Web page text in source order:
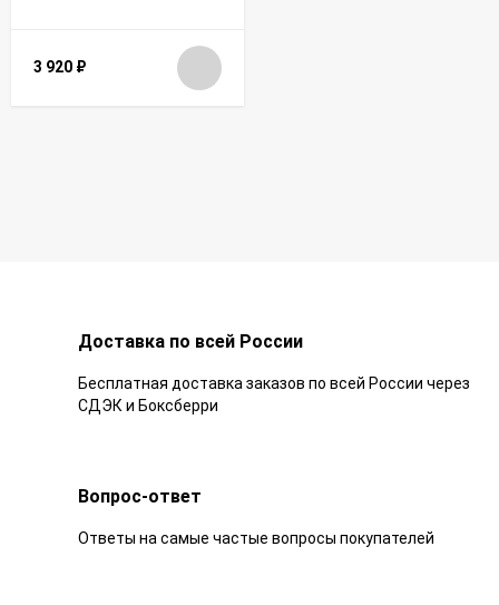
3 920 ₽
Доставка по всей России
Бесплатная доставка заказов по всей России через
СДЭК и Боксберри
Вопрос-ответ
Ответы на самые частые вопросы покупателей